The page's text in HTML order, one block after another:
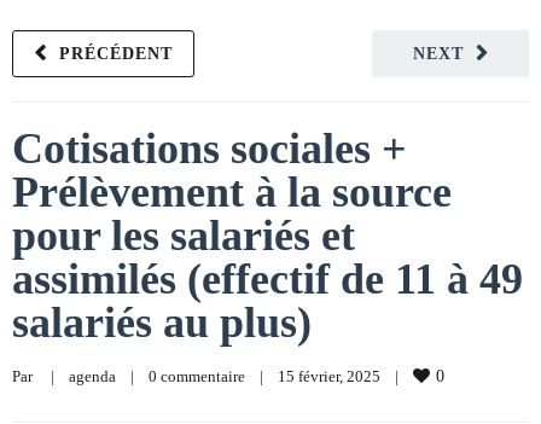
NEXT
PRÉCÉDENT
Cotisations sociales +
Prélèvement à la source
pour les salariés et
assimilés (effectif de 11 à 49
salariés au plus)
Par | agenda | 0 commentaire | 15 février, 2025 | 0